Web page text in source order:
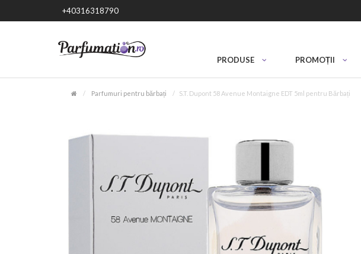
+40316318790
PRODUSE PROMOȚII
Parfumuri pentru bărbați S.T. Dupont 58 Avenue Montaigne EDT 5ml pentru Bărbați